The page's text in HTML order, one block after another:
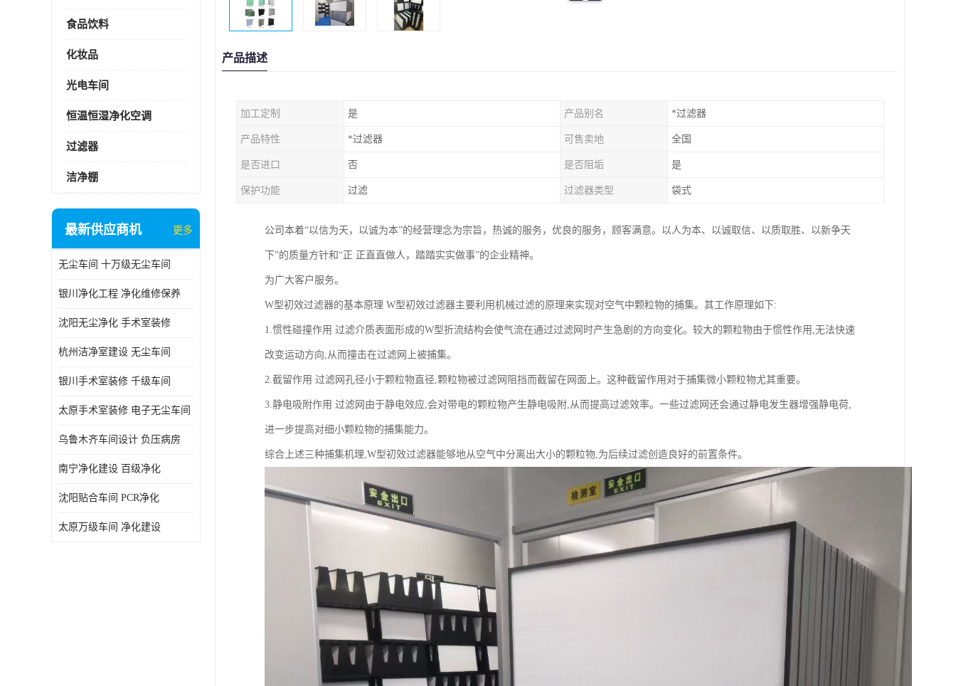
食品饮料
化妆品
光电车间
恒温恒湿净化空调
过滤器
洁净棚
最新供应商机 更多
无尘车间 十万级无尘车间
银川净化工程 净化维修保养
沈阳无尘净化 手术室装修
杭州洁净室建设 无尘车间
银川手术室装修 千级车间
太原手术室装修 电子无尘车间
乌鲁木齐车间设计 负压病房
南宁净化建设 百级净化
沈阳贴合车间 PCR净化
太原万级车间 净化建设
产品描述
加工定制 是 产品别名 *过滤器
产品特性 *过滤器 可售卖地 全国
是否进口 否 是否阻垢 是
保护功能 过滤 过滤器类型 袋式
公司本着“以信为天，以诚为本”的经营理念为宗旨，热诚的服务，优良的服务，顾客满意。以人为本、以诚取信、以质取胜、以新争天
下”的质量方针和“正 正直直做人，踏踏实实做事”的企业精神。
为广大客户服务。
W型初效过滤器的基本原理 W型初效过滤器主要利用机械过滤的原理来实现对空气中颗粒物的捕集。其工作原理如下:
1.惯性碰撞作用 过滤介质表面形成的W型折流结构会使气流在通过过滤网时产生急剧的方向变化。较大的颗粒物由于惯性作用,无法快速
改变运动方向,从而撞击在过滤网上被捕集。
2.截留作用 过滤网孔径小于颗粒物直径,颗粒物被过滤网阻挡而截留在网面上。这种截留作用对于捕集微小颗粒物尤其重要。
3.静电吸附作用 过滤网由于静电效应,会对带电的颗粒物产生静电吸附,从而提高过滤效率。一些过滤网还会通过静电发生器增强静电荷,
进一步提高对细小颗粒物的捕集能力。
综合上述三种捕集机理,W型初效过滤器能够地从空气中分离出大小的颗粒物,为后续过滤创造良好的前置条件。